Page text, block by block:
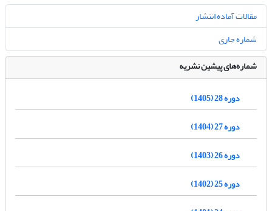
مقالات آماده انتشار
شماره جاری
شماره‌های پیشین نشریه
دوره 28 (1405)
دوره 27 (1404)
دوره 26 (1403)
دوره 25 (1402)